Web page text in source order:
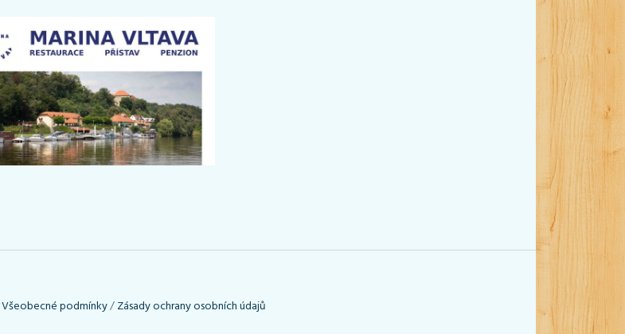
Všeobecné podmínky/Zásady ochrany osobních údajů